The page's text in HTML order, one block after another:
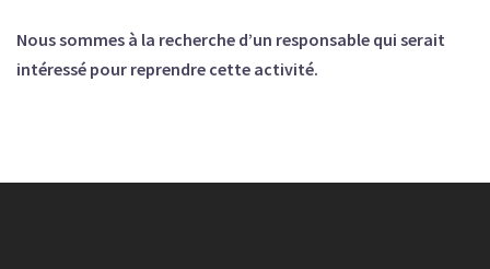
Nous sommes à la recherche d’un responsable qui serait
intéressé pour reprendre cette activité.